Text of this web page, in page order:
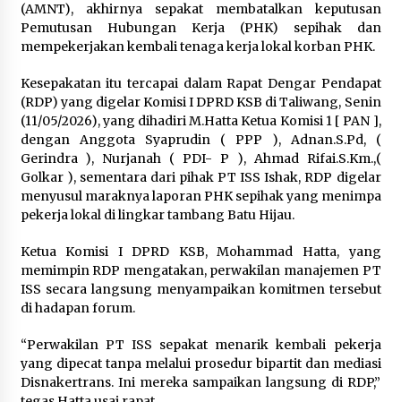
Tim Riset Energi Timur FRS UTS Raih
Pendanaan Program “Titik Kumpul Sains dan
Teknologi” Kemendiktisaintek
Bupati H. Jarot Terima Audiensi Ombudsman
NTB, Dukung Penilaian Kepatuhan Pelayanan
Publik di Lingkup Pemkab Sumbawa
2 hari ago
Bupati H. Jarot Dorong Inovasi Pelayanan
Publik, Empat Proyek Perubahan PKN II Resmi
Diluncurkan
2 hari ago
Jasa Raharja Serahkan Santunan kepada Ahli
Waris Korban Kebakaran KM Mutiara Sentosa II
2 hari ago
KAJARI KSB: PERKARA COMBINE TIDAK BISA
DIKUBUR! LAPORAN SUDAH KE KEJAGUNG,
TINGGAL TUNGGU HITUNGAN KERUGIAN
NEGARA DARI BPK ” Penanganan Perkara
2 hari ago
(AMNT), akhirnya sepakat membatalkan keputusan
Pemutusan Hubungan Kerja (PHK) sepihak dan
mempekerjakan kembali tenaga kerja lokal korban PHK.
Kesepakatan itu tercapai dalam Rapat Dengar Pendapat
(RDP) yang digelar Komisi I DPRD KSB di Taliwang, Senin
(11/05/2026), yang dihadiri M.Hatta Ketua Komisi 1 [ PAN ],
dengan Anggota Syaprudin ( PPP ), Adnan.S.Pd, (
Gerindra ), Nurjanah ( PDI- P ), Ahmad Rifai.S.Km.,(
Golkar ), sementara dari pihak PT ISS Ishak, RDP digelar
menyusul maraknya laporan PHK sepihak yang menimpa
pekerja lokal di lingkar tambang Batu Hijau.
Ketua Komisi I DPRD KSB, Mohammad Hatta, yang
memimpin RDP mengatakan, perwakilan manajemen PT
ISS secara langsung menyampaikan komitmen tersebut
di hadapan forum.
“Perwakilan PT ISS sepakat menarik kembali pekerja
yang dipecat tanpa melalui prosedur bipartit dan mediasi
Disnakertrans. Ini mereka sampaikan langsung di RDP,”